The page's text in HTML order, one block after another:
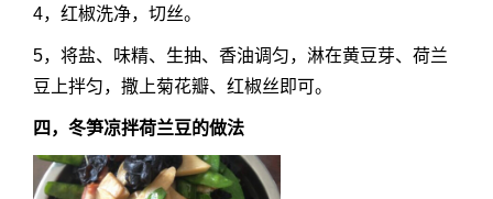
4，红椒洗净，切丝。
5，将盐、味精、生抽、香油调匀，淋在黄豆芽、荷兰
豆上拌匀，撒上菊花瓣、红椒丝即可。
四，冬笋凉拌荷兰豆的做法